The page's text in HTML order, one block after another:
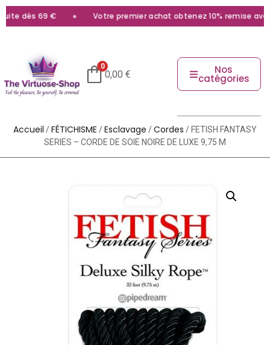
dès 69 € Votre premier achat obtenez 10% remise avec
0
0,00 € Nos
catégories
Accueil /FÉTICHISME /Esclavage /Cordes / FETISH FANTASY
SERIES – CORDE DE SOIE NOIRE DE LUXE 9,75 M